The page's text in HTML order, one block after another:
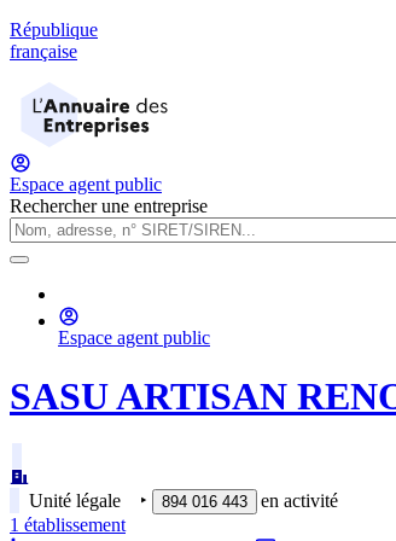
République
française
Espace agent public
Rechercher une entreprise
Espace agent public
SASU ARTISAN
Unité légale ‣ 894 016 443
en activité
1 établissement